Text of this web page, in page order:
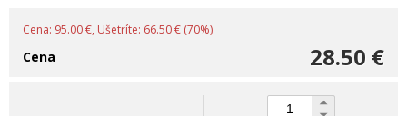
Cena: 95.00 €, Ušetríte: 66.50 € (70%)
28.50 €
Cena